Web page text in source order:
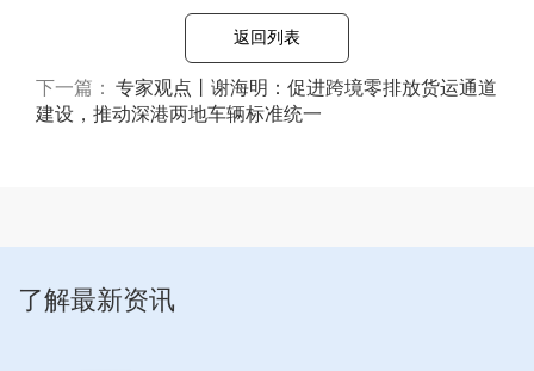
返回列表
下一篇： 专家观点丨谢海明：促进跨境零排放货运通道
建设，推动深港两地车辆标准统一
了解最新资讯